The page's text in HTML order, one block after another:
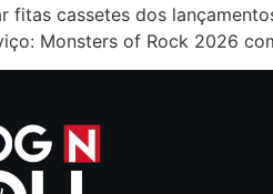
fitas cassetes dos
Monsters of Rock 2026